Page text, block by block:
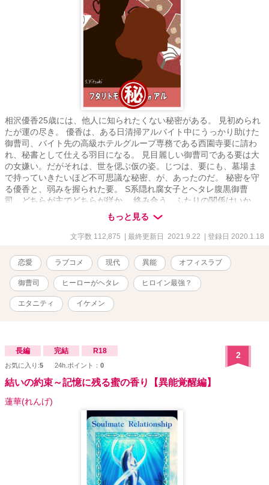
相沢優香25歳には、他人に知られたくない秘密がある。 見初められ
たが運の尽き。 優香は、ある日清掃アルバイト中にうっかり助けた
御曹司、バイト先の高級ホテルグループ専務である西園寺要に請わ
れ、秘書として仕える羽目になる。 見目麗しい御曹司である要は大
の女嫌い。だがそれは、世を偲ぶ仮の姿。じつは、要にも、墓場ま
で持っていきたいほど不可思議な秘密、が、あったのだ。 秘密を守
る優香と、弱みを握られた要。 S系隠れ腐女子とヘタレ腹黒御曹
司。どちらが主でどちらが従か。 絡み合う、ふたりの関係はいか
に？ これは、秘密の特殊能力を駆使し出世街道を駆け上る期せずし
て専務秘書となった女のサクセスストーリー——ではなくて、ラブ
コメでしたすみません。 ＊R18は予告なしで入ります。
もっと見る
文字数 112,875 | 最終更新日 2021.9.22 | 登録日 2020.1.18
恋愛 ラブコメ 現代 異能 オフィスラブ
御曹司 ヒーローがヘタレ ヒロイン最強？
エタニティ イケメン
長編 完結 R18
お気に入り:5 24h.ポイント： 0
2
結いの約束～記憶に残る蜜の香り【異能覚醒編】
蓮華(れんげ)